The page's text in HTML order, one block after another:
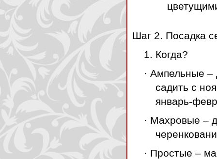
Шаг 2. Посадка
1. Когда?
· Ампельные –
садить с
январь-
· Махровые –
· Простые –